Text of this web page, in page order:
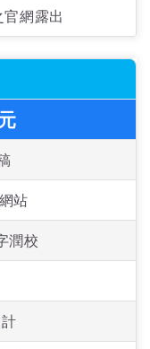
網露出
站
潤校